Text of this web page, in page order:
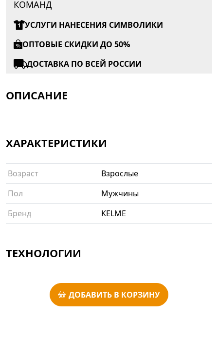
КОМАНД
УСЛУГИ НАНЕСЕНИЯ СИМВОЛИКИ
ОПТОВЫЕ СКИДКИ ДО 50%
ДОСТАВКА ПО ВСЕЙ РОССИИ
ОПИСАНИЕ
ХАРАКТЕРИСТИКИ
Возраст
Взрослые
Пол
Мужчины
Бренд
KELME
ТЕХНОЛОГИИ
ДОБАВИТЬ В КОРЗИНУ